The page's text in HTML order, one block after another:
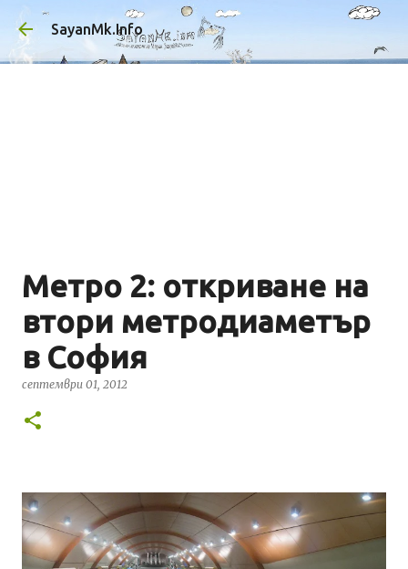
Пропускане към основното
SayanMk.Info
Метро 2: откриване на
втори метродиаметър
в София
септември 01, 2012